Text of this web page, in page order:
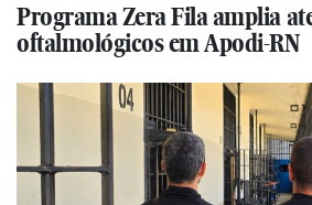
Programa Zera Fila amplia
oftalmológicos em Apodi-RN